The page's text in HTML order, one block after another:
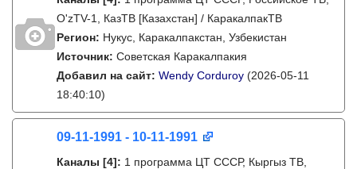
O'zTV-1, КазТВ [Казахстан] / КаракалпакТВ
Регион: Нукус, Каракалпакстан, Узбекистан
Источник: Советская Каракалпакия
Добавил на сайт: Wendy Corduroy (2026-05-11
18:40:10)
09-11-1991 - 10-11-1991
Каналы [4]: 1 программа ЦТ СССР, Кыргыз ТВ,